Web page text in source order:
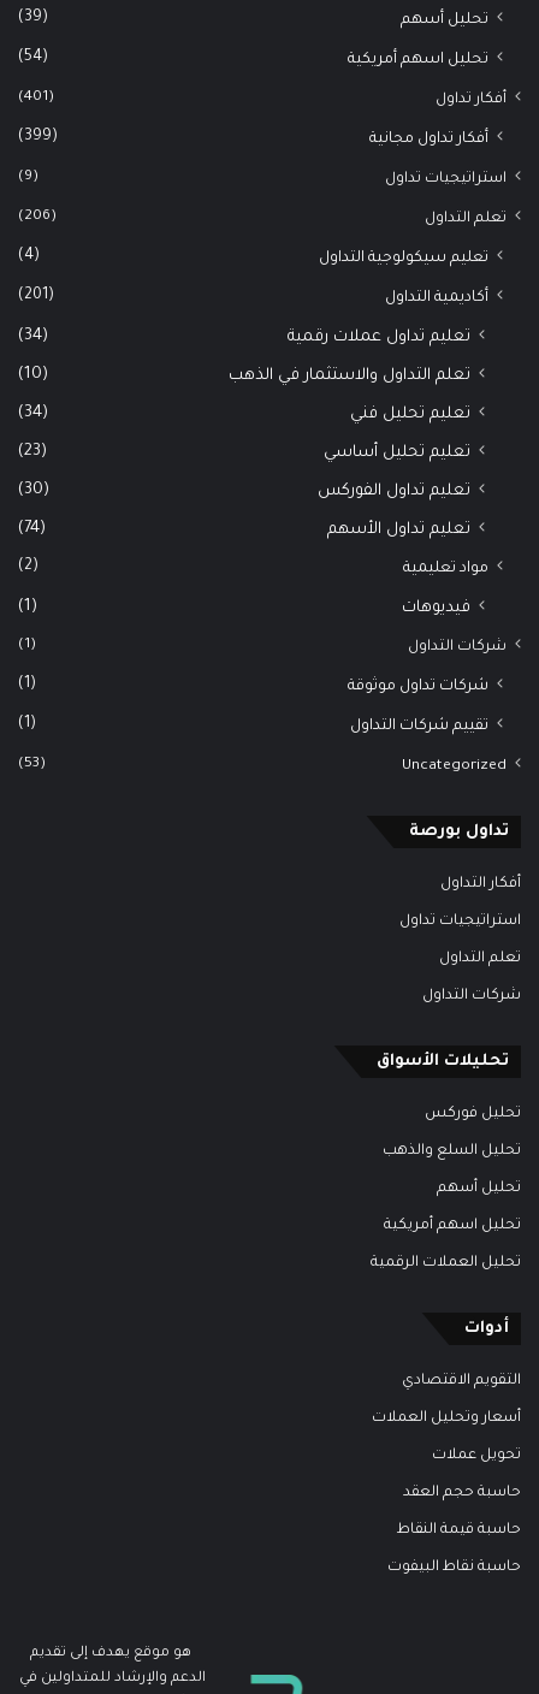
تحليل أسهم (39)
تحليل اسهم أمريكية (54)
أفكار تداول (401)
أفكار تداول مجانية (399)
استراتيجيات تداول (9)
تعلم التداول (206)
تعليم سيكولوجية التداول (4)
أكاديمية التداول (201)
تعليم تداول عملات رقمية (34)
تعلم التداول والاستثمار في الذهب (10)
تعليم تحليل فني (34)
تعليم تحليل أساسي (23)
تعليم تداول الفوركس (30)
تعليم تداول الأسهم (74)
مواد تعليمية (2)
فيديوهات (1)
شركات التداول (1)
شركات تداول موثوقة (1)
تقييم شركات التداول (1)
Uncategorized
(53)
تداول بورصة
أفكار التداول
استراتيجيات تداول
تعلم التداول
شركات التداول
تحليلات الأسواق
تحليل فوركس
تحليل السلع والذهب
تحليل أسهم
تحليل اسهم أمريكية
تحليل العملات الرقمية
أدوات
التقويم الاقتصادي
أسعار وتحليل العملات
تحويل عملات
حاسبة حجم العقد
حاسبة قيمة النقاط
حاسبة نقاط البيفوت
هو موقع يهدف إلى تقديم
الدعم والإرشاد للمتداولين في